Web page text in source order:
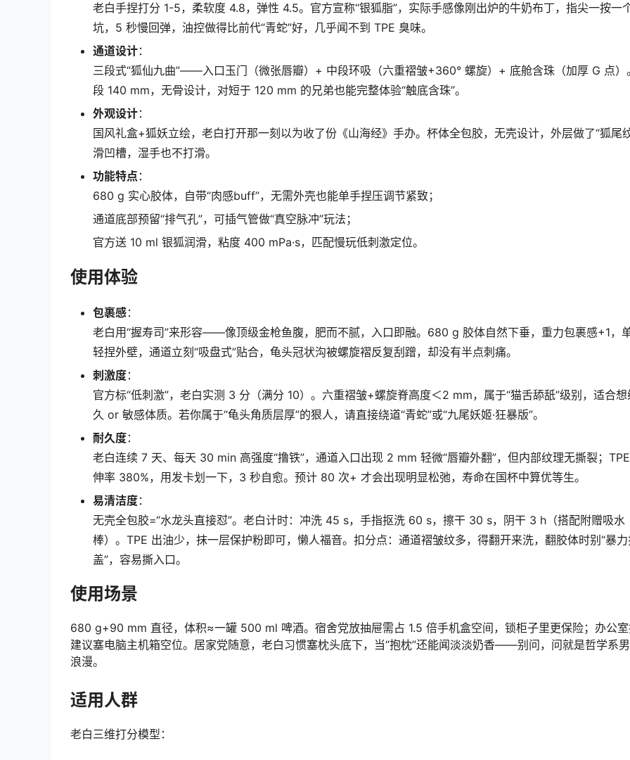
老白手捏打分 1-5，柔软度 4.8，弹性 4.5。官方宣称“银狐脂”，实际手感像刚出炉的牛奶布丁，指尖一按一
坑，5 秒慢回弹，油控做得比前代“青蛇”好，几乎闻不到 TPE 臭味。
通道设计：
三段式“狐仙九曲”——入口玉门（微张唇瓣）+ 中段环吸（六重褶皱+360° 螺旋）+ 底舱含珠（加厚 G 点）
段 140 mm，无骨设计，对短于 120 mm 的兄弟也能完整体验“触底含珠”。
外观设计：
国风礼盒+狐妖立绘，老白打开那一刻以为收了份《山海经》手办。杯体全包胶，无壳设计，外层做了“狐尾
滑凹槽，湿手也不打滑。
功能特点 ：
680 g 实心胶体，自带“肉感buff”，无需外壳也能单手捏压调节紧致；
通道底部预留“排气孔”，可插气管做“真空脉冲”玩法；
官方送 10 ml 银狐润滑，粘度 400 mPa·s，匹配慢玩低刺激定位。
使用体验
包裹感：
老白用“握寿司”来形容——像顶级金枪鱼腹，肥而不腻，入口即融。680 g 胶体自然下垂，重力包裹感+1，
轻捏外壁，通道立刻“吸盘式”贴合，龟头冠状沟被螺旋褶反复刮蹭，却没有半点刺痛。
刺激度：
官方标“低刺激”，老白实测 3 分（满分 10）。六重褶皱+螺旋脊高度＜2 mm，属于“猫舌舔舐”级别，适合
久 or 敏感体质。若你属于“龟头角质层厚”的狠人，请直接绕道“青蛇”或“九尾妖姬·狂暴版”。
耐久度：
老白连续 7 天、每天 30 min 高强度“撸铁”，通道入口出现 2 mm 轻微“唇瓣外翻”，但内部纹理无撕裂；
伸率 380%，用发卡划一下，3 秒自愈。预计 80 次+ 才会出现明显松弛，寿命在国杯中算优等生。
易清洁度：
无壳全包胶=“水龙头直接怼”。老白计时：冲洗 45 s，手指抠洗 60 s，擦干 30 s，阴干 3 h（搭配附赠吸水
棒）。TPE 出油少，抹一层保护粉即可，懒人福音。扣分点：通道褶皱纹多，得翻开来洗，翻胶体时别“暴
盖”，容易撕入口。
使用场景
680 g+90 mm 直径，体积≈一罐 500 ml 啤酒。宿舍党放抽屉需占 1.5 倍手机盒空间，锁柜子里更保险；办公
建议塞电脑主机箱空位。居家党随意，老白习惯塞枕头底下，当“抱枕”还能闻淡淡奶香——别问，问就是哲学系
浪漫。
适用人群
老白三维打分模型：